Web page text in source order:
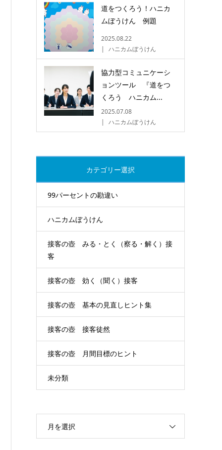
道をつくろう！ハニカ
ムぼうけん 例題
2025.08.22
ハニカムぼうけん
協力型コミュニケーシ
ョンツール 『道をつ
くろう ハニカム...
2025.07.08
ハニカムぼうけん
カテゴリー選択
99パーセントの勘違い
ハニカムぼうけん
接客の壺 みる・とく（察る・解く）接
客
接客の壺 効く（聞く）接客
接客の壺 基本の見直しヒント集
接客の壺 接客徒然
接客の壺 月間目標のヒント
未分類
月を選択